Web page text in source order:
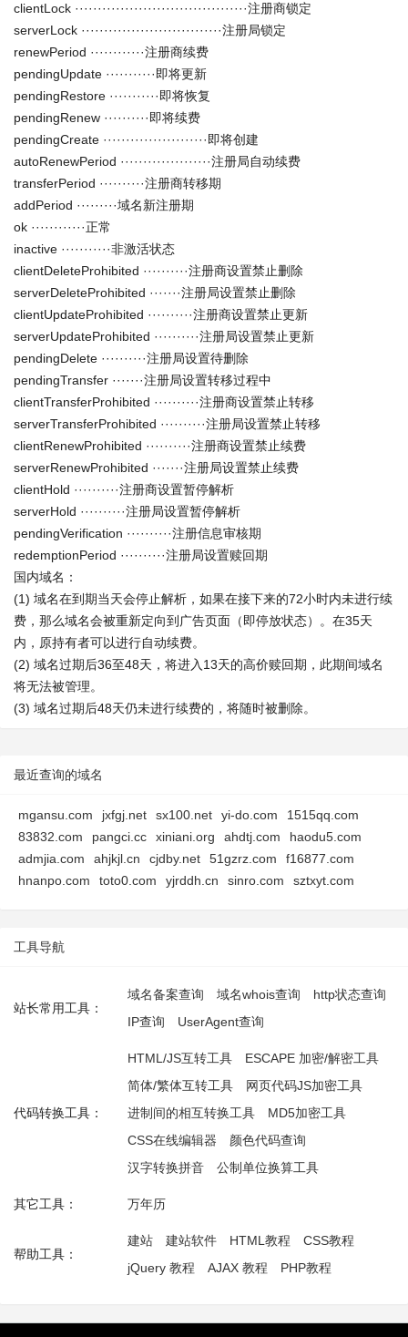
clientLock ······································注册商锁定
serverLock ·······························注册局锁定
renewPeriod ············注册商续费
pendingUpdate ···········即将更新
pendingRestore ···········即将恢复
pendingRenew ··········即将续费
pendingCreate ·······················即将创建
autoRenewPeriod ····················注册局自动续费
transferPeriod ··········注册商转移期
addPeriod ·········域名新注册期
ok ············正常
inactive ···········非激活状态
clientDeleteProhibited ··········注册商设置禁止删除
serverDeleteProhibited ·······注册局设置禁止删除
clientUpdateProhibited ··········注册商设置禁止更新
serverUpdateProhibited ··········注册局设置禁止更新
pendingDelete ··········注册局设置待删除
pendingTransfer ·······注册局设置转移过程中
clientTransferProhibited ··········注册商设置禁止转移
serverTransferProhibited ··········注册局设置禁止转移
clientRenewProhibited ··········注册商设置禁止续费
serverRenewProhibited ·······注册局设置禁止续费
clientHold ··········注册商设置暂停解析
serverHold ··········注册局设置暂停解析
pendingVerification ··········注册信息审核期
redemptionPeriod ··········注册局设置赎回期
国内域名：
(1) 域名在到期当天会停止解析，如果在接下来的72小时内未进行续
费，那么域名会被重新定向到广告页面（即停放状态）。在35天
内，原持有者可以进行自动续费。
(2) 域名过期后36至48天，将进入13天的高价赎回期，此期间域名
将无法被管理。
(3) 域名过期后48天仍未进行续费的，将随时被删除。
最近查询的域名
mgansu.com jxfgj.net sx100.net yi-do.com
1515qq.com
83832.com
pangci.cc xiniani.org ahdtj.com
haodu5.com
admjia.com
ahjkjl.cn cjdby.net 51gzrz.com
f16877.com
hnanpo.com
toto0.com yjrddh.cn sinro.com sztxyt.com
工具导航
站长常用工具：
域名备案查询 域名whois查询
http状态查询
IP查询
UserAgent查询
代码转换工具：
HTML/JS互转工具
ESCAPE 加密/解密工具
简体/繁体互转工具
网页代码JS加密工具
进制间的相互转换工具
MD5加密工具
CSS在线编辑器
颜色代码查询
汉字转换拼音
公制单位换算工具
其它工具： 万年历
帮助工具：
建站 建站软件 HTML教程
CSS教程
jQuery 教程
AJAX 教程 PHP教程